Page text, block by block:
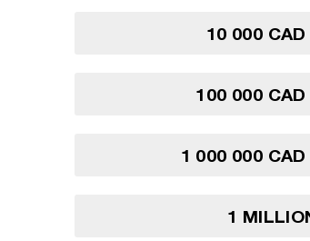
10 000
100 000
1 000 000
1